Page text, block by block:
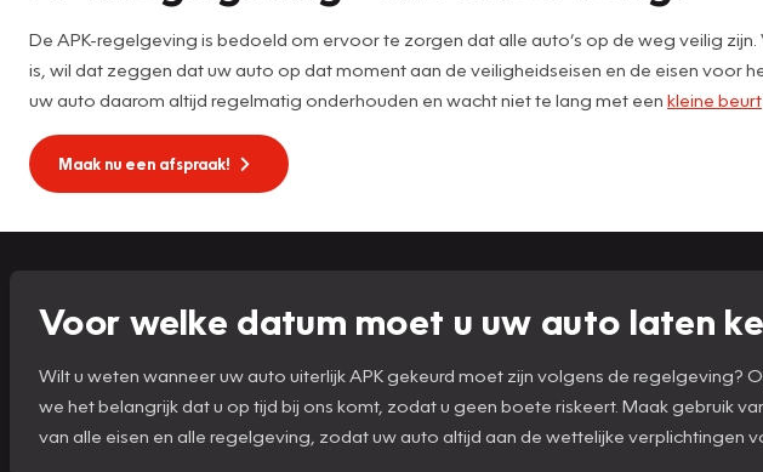
De APK-regelgeving is bedoeld om ervoor te zorgen dat alle auto’s op de weg veilig
is, wil dat zeggen dat uw auto op dat moment aan de veiligheidseisen en de eisen voor
uw auto daarom altijd regelmatig onderhouden en wacht niet te lang met een kleine beurt
Maak nu een afspraak!
Voor welke datum moet u uw auto laten
Wilt u weten wanneer uw auto uiterlijk APK gekeurd moet zijn volgens de regelgeving?
we het belangrijk dat u op tijd bij ons komt, zodat u geen boete riskeert. Maak gebruik
van alle eisen en alle regelgeving, zodat uw auto altijd aan de wettelijke verplichtingen